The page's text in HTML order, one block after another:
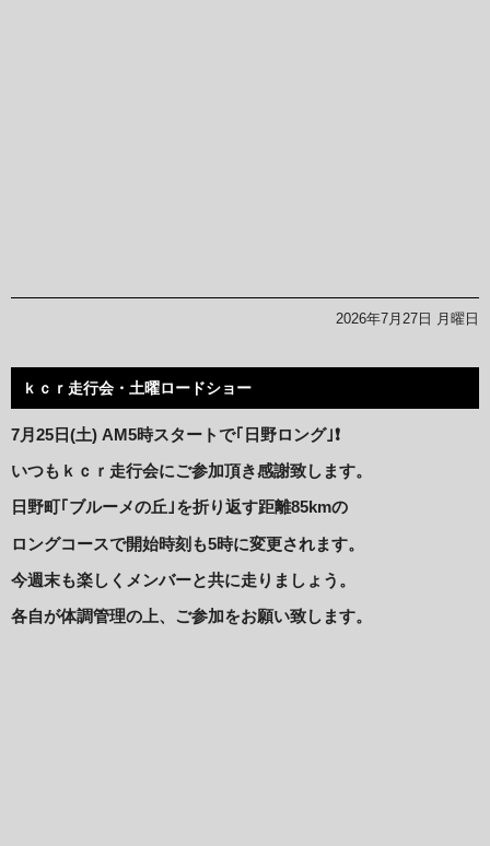
2026年7月27日 月曜日
ｋｃｒ走行会・土曜ロードショー
7月25日(土) AM5時スタートで｢日野ロング｣❗️
いつもｋｃｒ走行会にご参加頂き感謝致します。
日野町｢ブルーメの丘｣を折り返す距離85kmの
ロングコースで開始時刻も5時に変更されます。
今週末も楽しくメンバーと共に走りましょう。
各自が体調管理の上、ご参加をお願い致します。